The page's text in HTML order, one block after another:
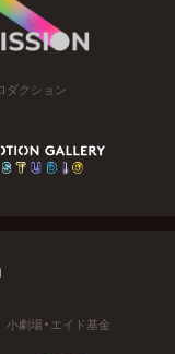
ダクション
小劇場・エイド基金